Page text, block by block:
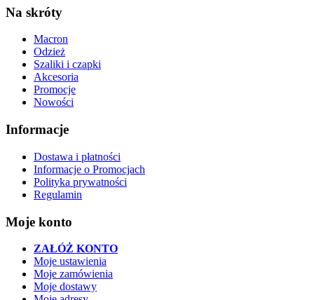
Na skróty
Macron
Odzież
Szaliki i czapki
Akcesoria
Promocje
Nowości
Informacje
Dostawa i płatności
Informacje o Promocjach
Polityka prywatności
Regulamin
Moje konto
ZAŁÓŻ KONTO
Moje ustawienia
Moje zamówienia
Moje dostawy